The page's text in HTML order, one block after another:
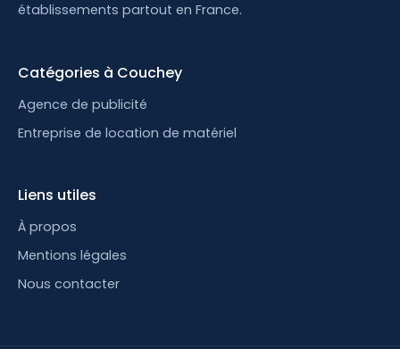
établissements partout en France.
Catégories à Couchey
Agence de publicité
Entreprise de location de matériel
Liens utiles
À propos
Mentions légales
Nous contacter